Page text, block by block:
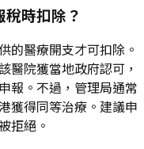
時扣除？
的醫療開支才可扣除。
醫院獲當地政府認可，
報。不過，管理局通常
獲得同等治療。建議申
拒絕。